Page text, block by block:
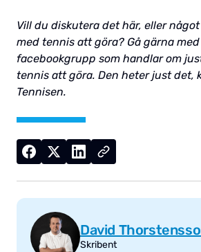
Vill du diskutera det här, eller
med tennis att göra? Gå gärna
facebookgrupp som handlar om
tennis att göra. Den heter just det,
Tennisen.
David
Skribent